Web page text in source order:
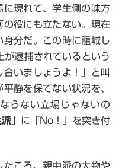
に現れて、学生側の味方
の役にも立たない。現在
分だ。この時に籠城し
逮捕されているという
いましょうよ！」と叫
静を保てない状況を、
らない立場じゃないの
」に「No！」を突き付
ころ、親中派の大物や